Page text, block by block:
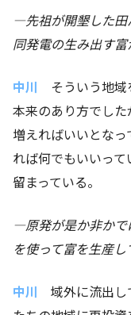
―先祖が開墾した
同発電の生み出す富
中川 そういう地域
本来のあり方でし
増えればいいとな
れば何でもいいっ
留まっている。
―原発が是か非か
を使って富を生産し
中川 域外に流出し